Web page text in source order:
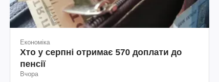
Економіка
Хто у серпні отримає 570 доплати до
пенсії
Вчора